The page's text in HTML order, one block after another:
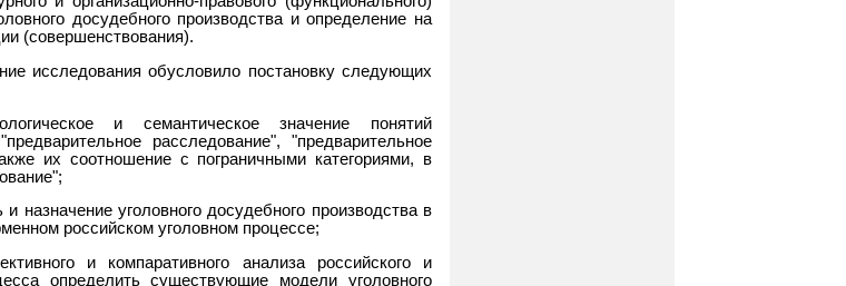
досудебного производства и определение на
(совершенствования).
исследования обусловило постановку следующих
и семантическое значение понятий
расследование", "предварительное
их соотношение с пограничными категориями, в
назначение уголовного досудебного производства в
российском уголовном процессе;
и компаративного анализа российского и
определить существующие модели уголовного